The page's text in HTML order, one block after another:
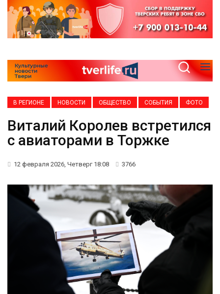
В РЕГИОНЕ НОВОСТИ ОБЩЕСТВО СОБЫТИЯ ФОТО
Виталий Королев встретился
с авиаторами в Торжке
12 февраля 2026, Четверг 18:08 3766